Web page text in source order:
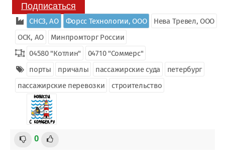
Подписаться
СНСЗ, АО Форсс Технологии, ООО
Нева Тревел, ООО
ОСК, АО
Минпромторг России
04580 "Котлин"
04710 "Соммерс"
порты
причалы пассажирские суда
петербург
пассажирские перевозки
строительство
0